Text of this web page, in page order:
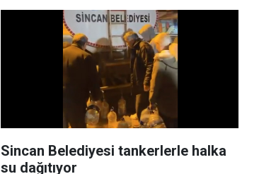
Sincan Belediyesi tankerlerle halka
su dağıtıyor